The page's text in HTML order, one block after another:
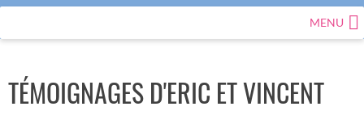
MENU
TÉMOIGNAGES D'ERIC ET VINCENT